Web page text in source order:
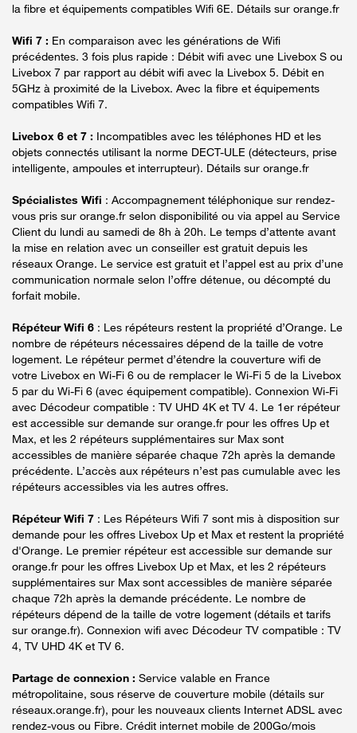
la fibre et équipements compatibles Wifi 6E. Détails sur orange.fr
Wifi 7 : En comparaison avec les générations de Wifi
précédentes. 3 fois plus rapide : Débit wifi avec une Livebox S ou
Livebox 7 par rapport au débit wifi avec la Livebox 5. Débit en
5GHz à proximité de la Livebox. Avec la fibre et équipements
compatibles Wifi 7.
Livebox 6 et 7 : Incompatibles avec les téléphones HD et les
objets connectés utilisant la norme DECT-ULE (détecteurs, prise
intelligente, ampoules et interrupteur). Détails sur orange.fr
Spécialistes Wifi : Accompagnement téléphonique sur rendez-
vous pris sur orange.fr selon disponibilité ou via appel au Service
Client du lundi au samedi de 8h à 20h. Le temps d’attente avant
la mise en relation avec un conseiller est gratuit depuis les
réseaux Orange. Le service est gratuit et l’appel est au prix d’une
communication normale selon l’offre détenue, ou décompté du
forfait mobile.
Répéteur Wifi 6 : Les répéteurs restent la propriété d’Orange. Le
nombre de répéteurs nécessaires dépend de la taille de votre
logement. Le répéteur permet d’étendre la couverture wifi de
votre Livebox en Wi-Fi 6 ou de remplacer le Wi-Fi 5 de la Livebox
5 par du Wi-Fi 6 (avec équipement compatible). Connexion Wi-Fi
avec Décodeur compatible : TV UHD 4K et TV 4. Le 1er répéteur
est accessible sur demande sur orange.fr pour les offres Up et
Max, et les 2 répéteurs supplémentaires sur Max sont
accessibles de manière séparée chaque 72h après la demande
précédente. L’accès aux répéteurs n’est pas cumulable avec les
répéteurs accessibles via les autres offres.
Répéteur Wifi 7 : Les Répéteurs Wifi 7 sont mis à disposition sur
demande pour les offres Livebox Up et Max et restent la propriété
d'Orange. Le premier répéteur est accessible sur demande sur
orange.fr pour les offres Livebox Up et Max, et les 2 répéteurs
supplémentaires sur Max sont accessibles de manière séparée
chaque 72h après la demande précédente. Le nombre de
répéteurs dépend de la taille de votre logement (détails et tarifs
sur orange.fr). Connexion wifi avec Décodeur TV compatible : TV
4, TV UHD 4K et TV 6.
Partage de connexion : Service valable en France
métropolitaine, sous réserve de couverture mobile (détails sur
réseaux.orange.fr), pour les nouveaux clients Internet ADSL avec
rendez-vous ou Fibre. Crédit internet mobile de 200Go/mois